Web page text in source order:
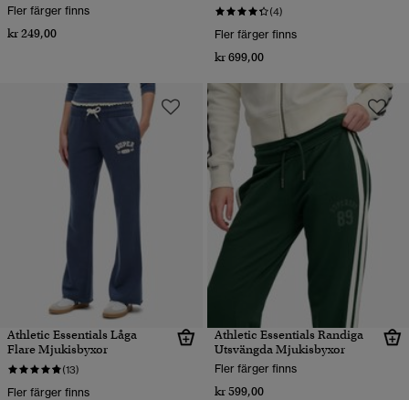
Fler färger finns
kr 249,00
(4)
Fler färger finns
kr 699,00
Athletic Essentials Låga
Flare Mjukisbyxor
(13)
Fler färger finns
Athletic Essentials Randiga
Utsvängda Mjukisbyxor
Fler färger finns
kr 599,00